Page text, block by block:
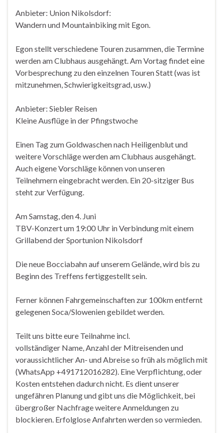
Anbieter: Union Nikolsdorf:
Wandern und Mountainbiking mit Egon.
Egon stellt verschiedene Touren zusammen, die Termine
werden am Clubhaus ausgehängt. Am Vortag findet eine
Vorbesprechung zu den einzelnen Touren Statt (was ist
mitzunehmen, Schwierigkeitsgrad, usw.)
Anbieter: Siebler Reisen
Kleine Ausflüge in der Pfingstwoche
Einen Tag zum Goldwaschen nach Heiligenblut und
weitere Vorschläge werden am Clubhaus ausgehängt.
Auch eigene Vorschläge können von unseren
Teilnehmern eingebracht werden. Ein 20-sitziger Bus
steht zur Verfügung.
Am Samstag, den 4. Juni
TBV-Konzert um 19:00 Uhr in Verbindung mit einem
Grillabend der Sportunion Nikolsdorf
Die neue Bocciabahn auf unserem Gelände, wird bis zu
Beginn des Treffens fertiggestellt sein.
Ferner können Fahrgemeinschaften zur 100km entfernt
gelegenen Soca/Slowenien gebildet werden.
Teilt uns bitte eure Teilnahme incl.
vollständiger Name, Anzahl der Mitreisenden und
voraussichtlicher An- und Abreise so früh als möglich mit
(WhatsApp +491712016282). Eine Verpflichtung, oder
Kosten entstehen dadurch nicht. Es dient unserer
ungefähren Planung und gibt uns die Möglichkeit, bei
übergroßer Nachfrage weitere Anmeldungen zu
blockieren. Erfolglose Anfahrten werden so vermieden.